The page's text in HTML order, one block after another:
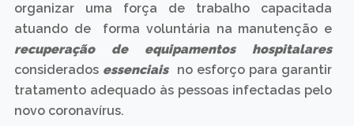
organizar uma força de trabalho capacitada
atuando de forma voluntária na manutenção e
recuperação de equipamentos hospitalares
considerados essenciaisno esforço para garantir
tratamento adequado às pessoas infectadas pelo
novo coronavírus.